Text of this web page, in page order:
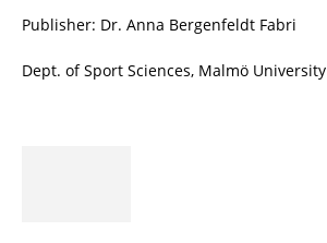
Publisher: Dr. Anna Bergenfeldt Fabri
Dept. of Sport Sciences, Malmö University